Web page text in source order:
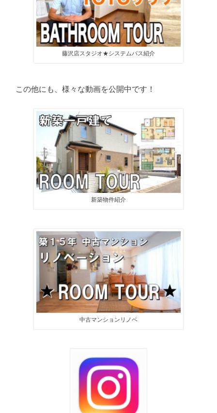
藤沢店スタジオ★システムバス紹介
この他にも、様々な動画を公開中です！
新築物件紹介
中古マンションリノベ